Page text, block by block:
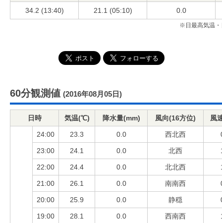
34.2 (13:40) 21.1 (05:10) 0.0
※日最高気温・
60分観測値 (2016年08月05日)
日時 気温(℃) 降水量(mm) 風向(16方位) 風
24:00 23.3 0.0 西北西
23:00 24.1 0.0 北西
22:00 24.4 0.0 北北西
21:00 26.1 0.0 南南西
20:00 25.9 0.0 静穏
19:00 28.1 0.0 西南西